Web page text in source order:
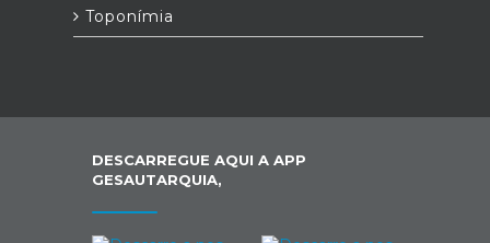
Toponímia
DESCARREGUE AQUI A APP
GESAUTARQUIA,